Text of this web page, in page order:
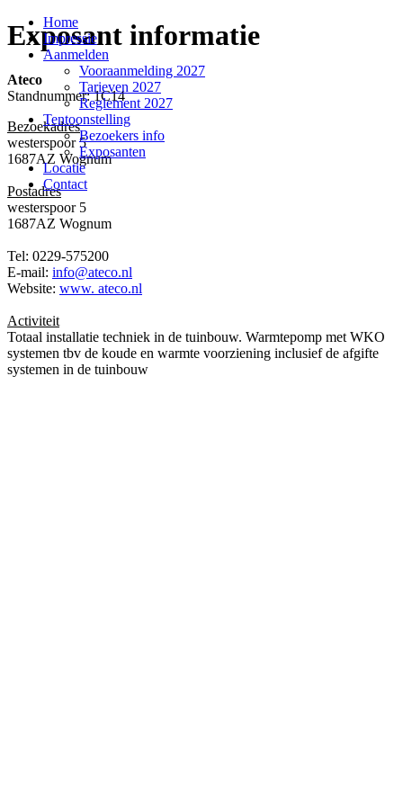
Home
Impressie
Aanmelden
Vooraanmelding 2027
Tarieven 2027
Reglement 2027
Tentoonstelling
Bezoekers info
Exposanten
Locatie
Contact
Exposant informatie
Ateco
Standnummer: 1C14
Bezoekadres
westerspoor 5
1687AZ Wognum
Postadres
westerspoor 5
1687AZ Wognum
Tel: 0229-575200
E-mail: info@ateco.nl
Website: www. ateco.nl
Activiteit
Totaal installatie techniek in de tuinbouw. Warmtepomp met WKO
systemen tbv de koude en warmte voorziening inclusief de afgifte
systemen in de tuinbouw